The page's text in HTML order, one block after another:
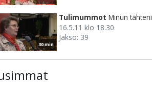
30 min
Tulimummot Minun tähteni
16.5.11 klo 18.30
Jakso: 39